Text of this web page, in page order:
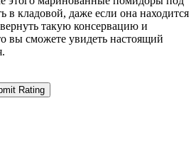
в кладовой, даже если она находится
такую консервацию и
вы сможете увидеть настоящий
Rating